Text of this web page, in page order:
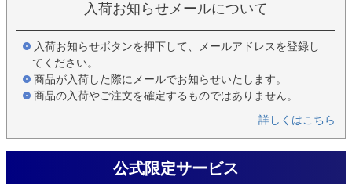
入荷お知らせメールについて
入荷お知らせボタンを押下して、メールアドレスを登録し
てください。
商品が入荷した際にメールでお知らせいたします。
商品の入荷やご注文を確定するものではありません。
詳しくはこちら
公式限定サービス